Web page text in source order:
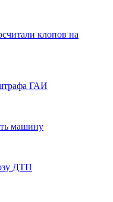
клопов на
ГАИ
машину
ДТП